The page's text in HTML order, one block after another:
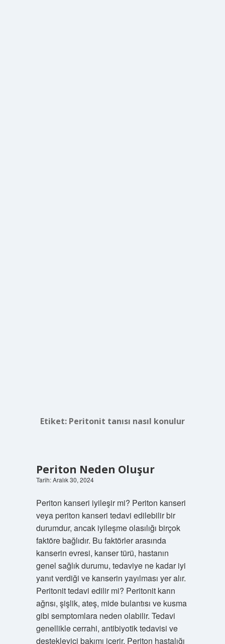
Etiket: Peritonit tanısı nasıl konulur
Periton Neden Oluşur
Tarih: Aralık 30, 2024
Periton kanseri iyileşir mi? Periton kanseri
veya periton kanseri tedavi edilebilir bir
durumdur, ancak iyileşme olasılığı birçok
faktöre bağlıdır. Bu faktörler arasında
kanserin evresi, kanser türü, hastanın
genel sağlık durumu, tedaviye ne kadar iyi
yanıt verdiği ve kanserin yayılması yer alır.
Peritonit tedavi edilir mi? Peritonit karın
ağrısı, şişlik, ateş, mide bulantısı ve kusma
gibi semptomlara neden olabilir. Tedavi
genellikle cerrahi, antibiyotik tedavisi ve
destekleyici bakımı içerir. Periton hastalığı